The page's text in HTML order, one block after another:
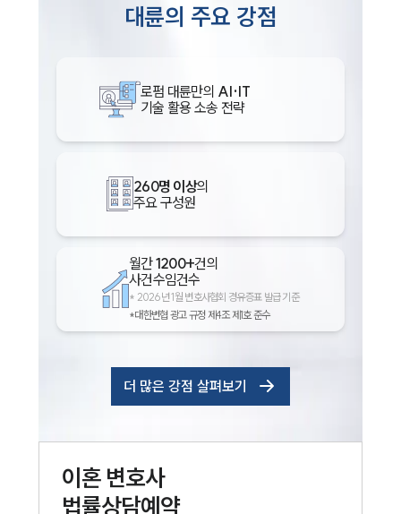
대륜의 주요 강점
로펌 대륜만의 AI·IT
기술 활용 소송 전략
260명 이상의
주요 구성원
월간1200+건의
사건수임건수
* 2026년 1월 변호사협회 경유증표 발급 기준
*대한변협 광고 규정 제4조 제1호 준수
더 많은 강점 살펴보기
이혼변호사
법률상담예약